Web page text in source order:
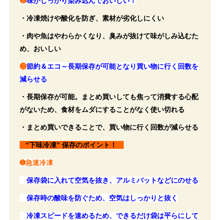
・冷凍焼けや酸化を防ぎ、素材が劣化しにくい
・肉や魚はやわらかくなり、臭みが抜けて味がしみ込むた
め、おいしい
❸節約＆エコ～長期保存が可能となり買い物に行く回数を
減らせる
・長期保存が可能。まとめ買いしても焦って消費する心配
がないため、食材をムダにすることがなく使い切れる
・まとめ買いできることで、買い物に行く回数が減らせる
“下味冷凍” 保存のポイント！
➊急速冷凍
保存袋に入れて空気を抜き、アルミバットなどにのせる
保存時の酸味を防ぐため、 空気はしっかりと抜く
冷凍スピードを速めるため、できるだけ袋は平らにして